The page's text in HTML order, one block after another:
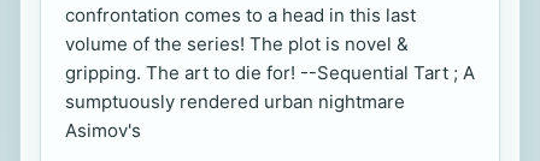
confrontation comes to a head in this last
volume of the series! The plot is novel &
gripping. The art to die for! --Sequential Tart ; A
sumptuously rendered urban nightmare
Asimov's